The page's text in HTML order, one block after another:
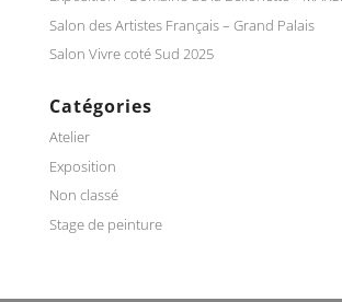
Salon des Artistes Français – Grand Palais
Salon Vivre coté Sud 2025
Catégories
Atelier
Exposition
Non classé
Stage de peinture